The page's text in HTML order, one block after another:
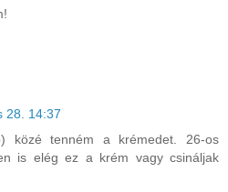
28. 14:37
közé tenném a krémedet. 26-os
is elég ez a krém vagy csináljak